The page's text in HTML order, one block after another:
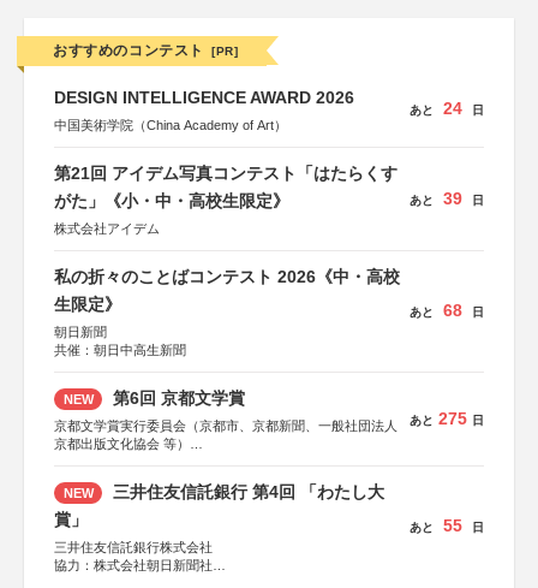
おすすめのコンテスト [PR]
DESIGN INTELLIGENCE AWARD 2026
中国美術学院（China Academy of Art）
あと 24 日
第21回 アイデム写真コンテスト「はたらくす
がた」《小・中・高校生限定》
株式会社アイデム
あと 39 日
私の折々のことばコンテスト 2026《中・高校
生限定》
朝日新聞
共催：朝日中高生新聞
あと 68 日
NEW 第6回 京都文学賞
京都文学賞実行委員会（京都市、京都新聞、一般社団法人
京都出版文化協会 等）
KADOKAWA、河出書房新社、幻冬舎、講談社、光文社、
集英社、小学館、祥伝社、新潮社、淡交社、ちいさいミシ
マ社、徳間書店、早川書房、PHP研究所、双葉社、文藝春
あと 275 日
NEW
三井住友信託銀行 第4回 「わたし大
賞」
三井住友信託銀行株式会社
協力：株式会社朝日新聞社
あと 55 日